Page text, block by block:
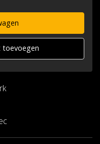
toevoegen